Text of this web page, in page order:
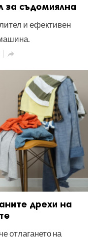
за съдомиялна
и ефективен

дрехи на
отлагането на